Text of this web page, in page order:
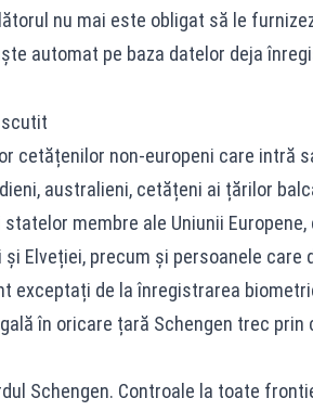
nu mai este obligat să le
automat pe baza datelor deja
cetățenilor non-europeni care intră
australieni, cetățeni ai țărilor
membre ale Uniunii
Elveției, precum și persoanele care
exceptați de la înregistrarea
în oricare țară Schengen trec
Schengen. Controale la toate